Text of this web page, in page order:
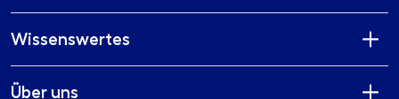
Wissenswertes
Über uns